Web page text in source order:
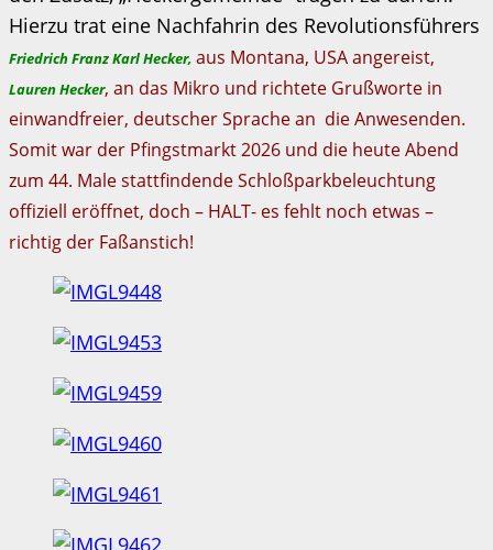
Hierzu trat eine Nachfahrin des Revolutionsführers
Friedrich Franz Karl Hecker, aus Montana, USA angereist,
Lauren Hecker, an das Mikro und richtete Grußworte in
einwandfreier, deutscher Sprache an die Anwesenden.
Somit war der Pfingstmarkt 2026 und die heute Abend
zum 44. Male stattfindende Schloßparkbeleuchtung
offiziell eröffnet, doch – HALT- es fehlt noch etwas –
richtig der Faßanstich!